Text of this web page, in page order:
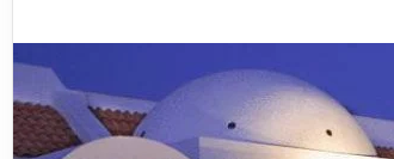
ك
ا
ت
ل
دليل شركات النقل السياحي